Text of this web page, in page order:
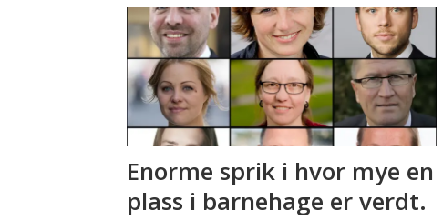
Enorme sprik i hvor mye en
plass i barnehage er verdt.